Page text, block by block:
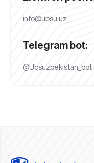
info@ubsu.uz
Telegram bot:
@Ubsuzbekistan_bot